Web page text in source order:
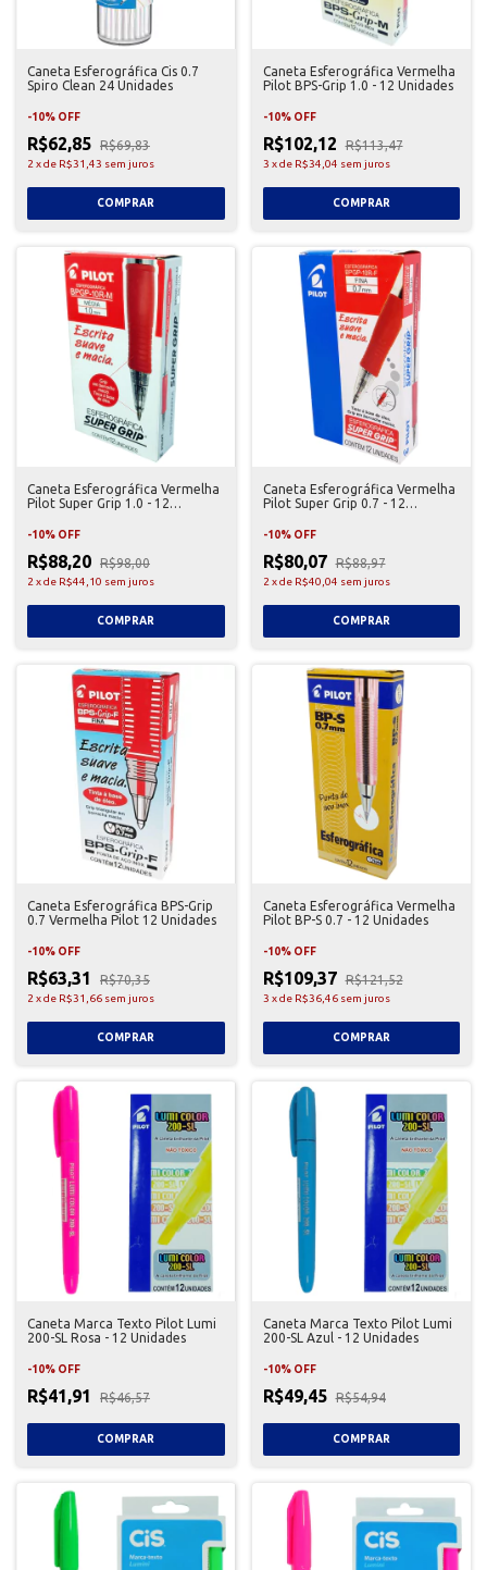
Caneta Esferográfica Cis 0.7
Spiro Clean 24 Unidades
-10% OFF
R$62,85 R$69,83
2 xde R$31,43 sem juros
Caneta Esferográfica Vermelha
Pilot BPS-Grip 1.0 - 12 Unidades
-10% OFF
R$102,12 R$113,47
3 xde R$34,04 sem juros
Caneta Esferográfica Vermelha
Pilot Super Grip 1.0 - 12
-10% OFF
R$88,20 R$98,00
2 xde R$44,10 sem juros
Caneta Esferográfica Vermelha
Pilot Super Grip 0.7 - 12
-10% OFF
R$80,07 R$88,97
2 xde R$40,04 sem juros
Caneta Esferográfica BPS-Grip
0.7 Vermelha Pilot 12 Unidades
-10% OFF
R$63,31 R$70,35
2 xde R$31,66 sem juros
Caneta Esferográfica Vermelha
Pilot BP-S 0.7 - 12 Unidades
-10% OFF
R$109,37 R$121,52
3 xde R$36,46 sem juros
Caneta Marca Texto Pilot Lumi
200-SL Rosa - 12 Unidades
-10% OFF
R$41,91 R$46,57
Caneta Marca Texto Pilot Lumi
200-SL Azul - 12 Unidades
-10% OFF
R$49,45 R$54,94